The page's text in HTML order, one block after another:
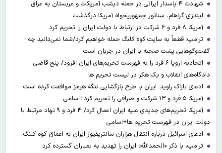
شهادت ۴ پاسدار ایرانی در حمله دیشب آمریکت و عربستان به عراق
لیندزی گراهام، سناتور جمهوریخواه آمریکا درگذشت
آمریکا ۸ فرد و ۶ شرکت در ارتباط با دولت ایران را تحریم کرد
ترامپ: قطعاً به سایت کوه کلنگ حمله خواهیم کرد/شما نمی‌دانید چه
گفت‌وگوهایی پشت صحنه با ایران در جریان است
اتحادیه اروپا ۶ فرد را به فهرست تحریم‌های ایران افزود/ پنج قاضی
دادگاه‌های انقلاب و یک هکر در لیست تحریم ها
ادعای باراک راوید: ایران با طرح بازگشایی تنگه هرمز موافقت کرده است
آمریکا ۵ فرد و ۱۳ شرکت و صرافی را تحریم کرد+اسامی
آمریکا تحریم‌های جدیدی علیه ایران اعمال کرد/ ۴ فرد و ۹ نهاد مرتبط با
دولت ایران در فهرست تحریم ها+اسامی
ادعای اسرائیل درباره انتقال هزاران سانتریفیوژ ایران به اعماق کوه کلنگ
ترامپ، با ذکر «الحمدالله» ایران را تهدید به بمباران گسترده کرد